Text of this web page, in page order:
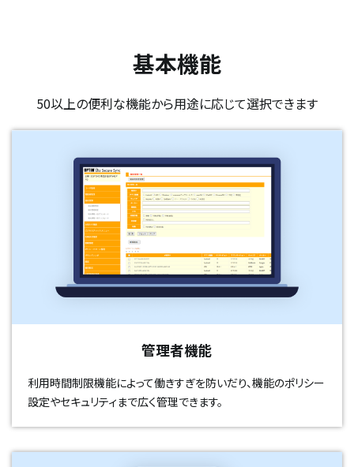
基本機能
50以上の便利な機能から用途に応じて選択できます
管理者機能
利用時間制限機能によって働きすぎを防いだり、機能のポリシー
設定やセキュリティまで広く管理できます。